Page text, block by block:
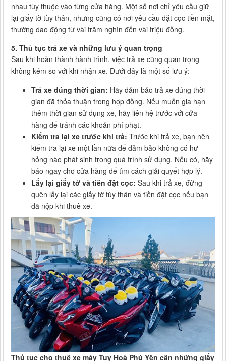
nhau tùy thuộc vào từng cửa hàng. Một số nơi chỉ yêu cầu giữ
lại giấy tờ tùy thân, nhưng cũng có nơi yêu cầu đặt cọc tiền mặt,
thường dao động từ vài trăm nghìn đến vài triệu đồng.
5. Thủ tục trả xe và những lưu ý quan trọng
Sau khi hoàn thành hành trình, việc trả xe cũng quan trọng
không kém so với khi nhận xe. Dưới đây là một số lưu ý:
Trả xe đúng thời gian: Hãy đảm bảo trả xe đúng thời
gian đã thỏa thuận trong hợp đồng. Nếu muốn gia hạn
thêm thời gian sử dụng xe, hãy liên hệ trước với cửa
hàng để tránh các khoản phí phạt.
Kiểm tra lại xe trước khi trả: Trước khi trả xe, bạn nên
kiểm tra lại xe một lần nữa để đảm bảo không có hư
hỏng nào phát sinh trong quá trình sử dụng. Nếu có, hãy
báo ngay cho cửa hàng để tìm cách giải quyết hợp lý.
Lấy lại giấy tờ và tiền đặt cọc: Sau khi trả xe, đừng
quên lấy lại các giấy tờ tùy thân và tiền đặt cọc nếu bạn
đã nộp khi thuê xe.
Thủ tục cho thuê xe máy Tuy Hoà Phú Yên cần những giấy